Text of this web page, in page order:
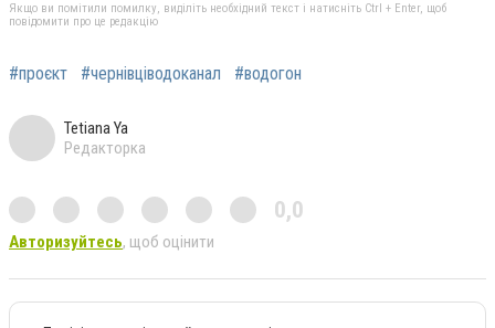
Якщо ви помітили помилку, виділіть необхідний текст і натисніть Ctrl + Enter, щоб
повідомити про це редакцію
#проєкт #чернівціводоканал #водогон
Tetiana Ya
Редакторка
0,0
Авторизуйтесь, щоб оцінити